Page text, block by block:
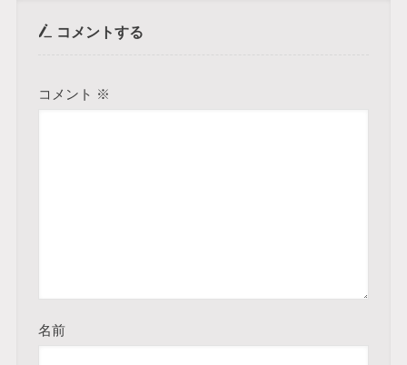
コメントする
コメント ※
名前